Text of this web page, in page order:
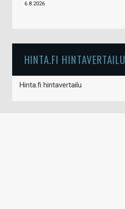
6.8.2026
HINTA.FI HINTAVERTAILU
Hinta.fi hintavertailu